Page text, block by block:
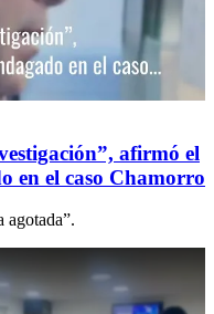
afirmó el
en el caso Chamorro
agotada”.